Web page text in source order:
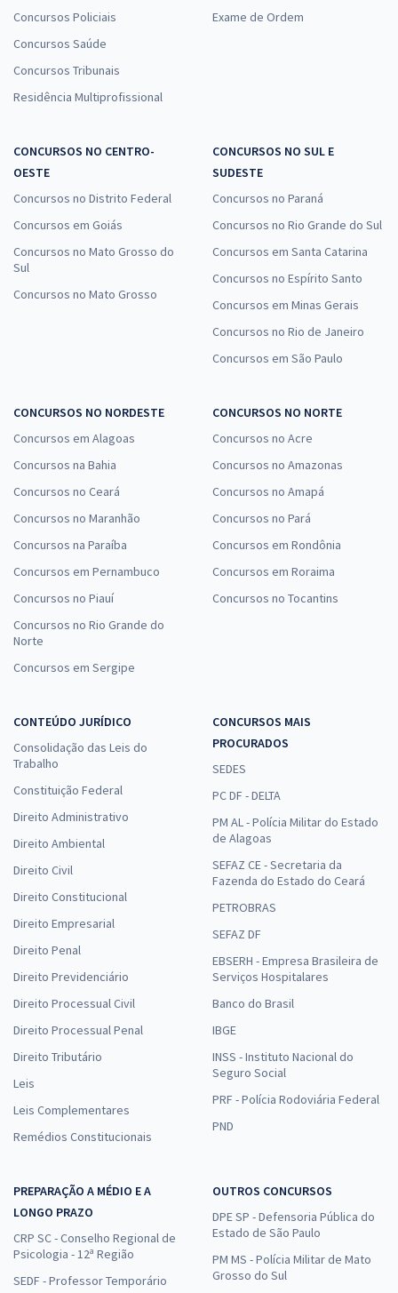
Concursos Policiais
Concursos Saúde
Concursos Tribunais
Residência Multiprofissional
Exame de Ordem
CONCURSOS NO CENTRO-
OESTE
Concursos no Distrito Federal
Concursos em Goiás
Concursos no Mato Grosso do
Sul
Concursos no Mato Grosso
CONCURSOS NO SUL E
SUDESTE
Concursos no Paraná
Concursos no Rio Grande do Sul
Concursos em Santa Catarina
Concursos no Espírito Santo
Concursos em Minas Gerais
Concursos no Rio de Janeiro
Concursos em São Paulo
CONCURSOS NO NORDESTE
Concursos em Alagoas
Concursos na Bahia
Concursos no Ceará
Concursos no Maranhão
Concursos na Paraíba
Concursos em Pernambuco
Concursos no Piauí
Concursos no Rio Grande do
Norte
Concursos em Sergipe
CONCURSOS NO NORTE
Concursos no Acre
Concursos no Amazonas
Concursos no Amapá
Concursos no Pará
Concursos em Rondônia
Concursos em Roraima
Concursos no Tocantins
CONTEÚDO JURÍDICO
Consolidação das Leis do
Trabalho
Constituição Federal
Direito Administrativo
Direito Ambiental
Direito Civil
Direito Constitucional
Direito Empresarial
Direito Penal
Direito Previdenciário
Direito Processual Civil
Direito Processual Penal
Direito Tributário
Leis
Leis Complementares
Remédios Constitucionais
CONCURSOS MAIS
PROCURADOS
SEDES
PC DF - DELTA
PM AL - Polícia Militar do Estado
de Alagoas
SEFAZ CE - Secretaria da
Fazenda do Estado do Ceará
PETROBRAS
SEFAZ DF
EBSERH - Empresa Brasileira de
Serviços Hospitalares
Banco do Brasil
IBGE
INSS - Instituto Nacional do
Seguro Social
PRF - Polícia Rodoviária Federal
PND
PREPARAÇÃO A MÉDIO E A
LONGO PRAZO
CRP SC - Conselho Regional de
Psicologia - 12ª Região
SEDF - Professor Temporário
OUTROS CONCURSOS
DPE SP - Defensoria Pública do
Estado de São Paulo
PM MS - Polícia Militar de Mato
Grosso do Sul